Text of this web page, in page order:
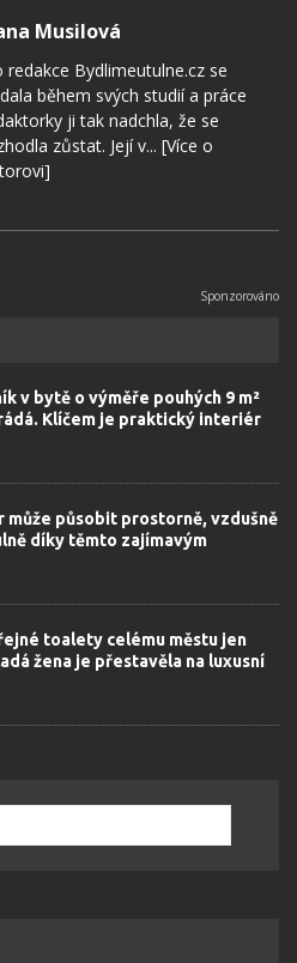
Musilová
redakce Bydlimeutulne.cz se
během svých studií a práce
ji tak nadchla, že se
zůstat. Její v... [Více o
v bytě o výměře pouhých 9 m²
Klíčem je praktický interiér
může působit prostorně, vzdušně
díky těmto zajímavým
toalety celému městu jen
žena je přestavěla na luxusní